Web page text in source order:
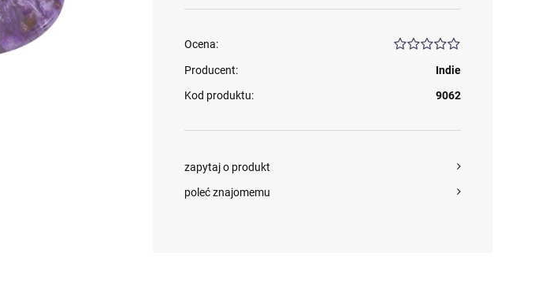
Ocena:
Producent:
Indie
Kod produktu:
9062
zapytaj o produkt
poleć znajomemu